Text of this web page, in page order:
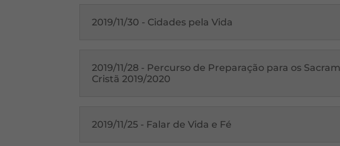
2019/11/30 - Cidades pela Vida
2019/11/28 - Percurso de Preparação para os
Cristã 2019/2020
2019/11/25 - Falar de Vida e Fé